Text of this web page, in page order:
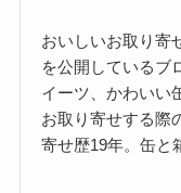
おいしいお取り寄
を公開しているブ
イーツ、かわいい
お取り寄せする際
寄せ歴19年。缶と